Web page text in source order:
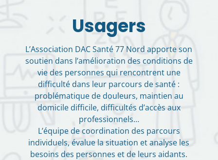
Usagers
L’Association DAC Santé 77 Nord apporte son
soutien dans l’amélioration des conditions de
vie des personnes qui rencontrent une
difficulté dans leur parcours de santé :
problématique de douleurs, maintien au
domicile difficile, difficultés d’accès aux
professionnels…
L’équipe de coordination des parcours
individuels, évalue la situation et analyse les
besoins des personnes et de leurs aidants.